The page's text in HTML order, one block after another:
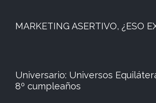
MARKETING ASERTIVO, ¿ESO
Universario: Universos
8º cumpleaños